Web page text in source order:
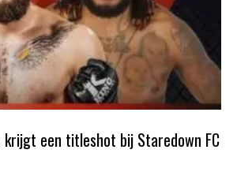
krijgt een titleshot bij Staredown FC